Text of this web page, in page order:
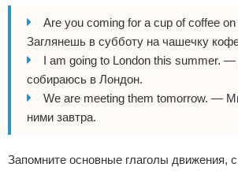
Are you coming for a cup of coffee
Заглянешь в субботу на чашечку
I am going to London this summer.
собираюсь в Лондон.
We are meeting them tomorrow. —
ними завтра.
Запомните основные глаголы движения,